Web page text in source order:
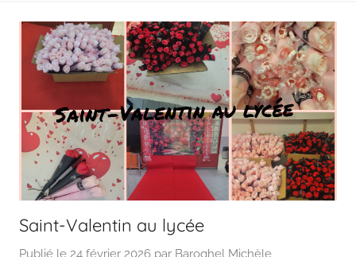
Saint-Valentin au lycée
Publié le 24 février 2026 par Baroghel Michèle